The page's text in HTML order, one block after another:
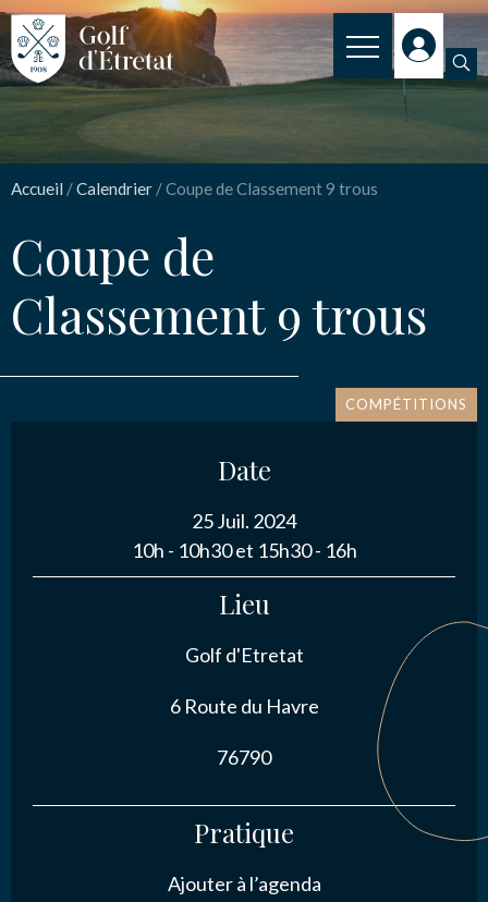
Accueil /Calendrier /Coupe de Classement 9 trous
Coupe de
Classement 9 trous
COMPÉTITIONS
Date
25 Juil. 2024
10h - 10h30 et 15h30 - 16h
Lieu
Golf d'Etretat
6 Route du Havre
76790
Pratique
Ajouter à l’agenda
CLUB
CLUB HOUSE
PARCOURS
NOS TARIFS
SPORT
NOS PARTENAIRES
NOUS CONTACTER
INSCRIPTION
Coupe de Classement 9
trous
Nom *
J’autorise l'association ASS SPORTIVE GOLF